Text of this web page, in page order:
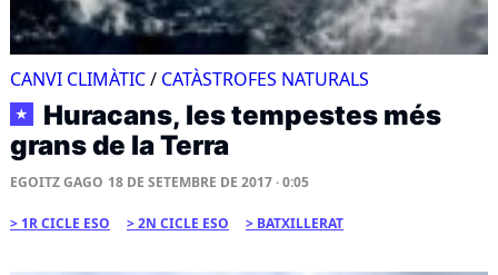
CANVI CLIMÀTIC/ CATÀSTROFES NATURALS
★
Huracans, les tempestes més
grans de la Terra
EGOITZ GAGO 18 DE SETEMBRE DE 2017 · 0:05
1R CICLE ESO 2N CICLE ESO BATXILLERAT